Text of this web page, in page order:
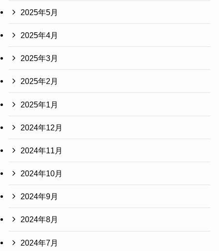
2025年5月
2025年4月
2025年3月
2025年2月
2025年1月
2024年12月
2024年11月
2024年10月
2024年9月
2024年8月
2024年7月